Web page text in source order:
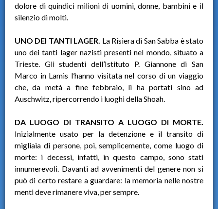
dolore di quindici milioni di uomini, donne, bambini e il
silenzio di molti.
UNO DEI TANTI LAGER. La Risiera di San Sabba è stato
uno dei tanti lager nazisti presenti nel mondo, situato a
Trieste. Gli studenti dell’Istituto P. Giannone di San
Marco in Lamis l’hanno visitata nel corso di un viaggio
che, da metà a fine febbraio, li ha portati sino ad
Auschwitz, ripercorrendo i luoghi della Shoah.
DA LUOGO DI TRANSITO A LUOGO DI MORTE.
Inizialmente usato per la detenzione e il transito di
migliaia di persone, poi, semplicemente, come luogo di
morte: i decessi, infatti, in questo campo, sono stati
innumerevoli. Davanti ad avvenimenti del genere non si
può di certo restare a guardare: la memoria nelle nostre
menti deve rimanere viva, per sempre.